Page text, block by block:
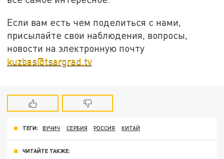
Если вам есть чем поделиться с нами,
присылайте свои наблюдения, вопросы,
новости на электронную почту
kuzbas@tsargrad.tv
ТЕГИ: ВУЧИЧ СЕРБИЯ РОССИЯ КИТАЙ
ЧИТАЙТЕ ТАКЖЕ: